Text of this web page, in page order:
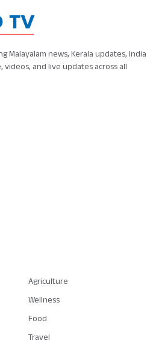
Malayalam news, Kerala updates, India
and live updates across all
Agriculture
Wellness
Food
Travel